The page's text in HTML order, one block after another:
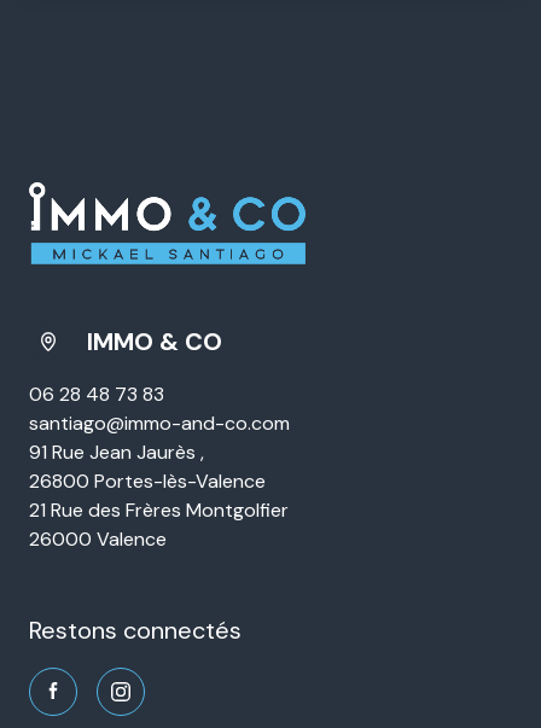
IMMO & CO
06 28 48 73 83
santiago@immo-and-co.com
91 Rue Jean Jaurès ,
26800 Portes-lès-Valence
21 Rue des Frères Montgolfier
26000 Valence
restons connectés